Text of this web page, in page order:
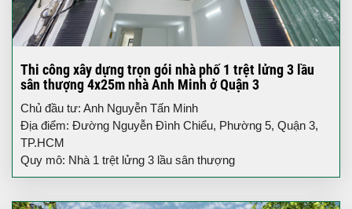
Thi công xây dựng trọn gói nhà phố 1 trệt lửng 3 lầu
sân thượng 4x25m nhà Anh Minh ở Quận 3
Chủ đầu tư: Anh Nguyễn Tấn Minh
Địa điểm: Đường Nguyễn Đình Chiểu, Phường 5, Quận 3,
TP.HCM
Quy mô: Nhà 1 trệt lửng 3 lầu sân thượng